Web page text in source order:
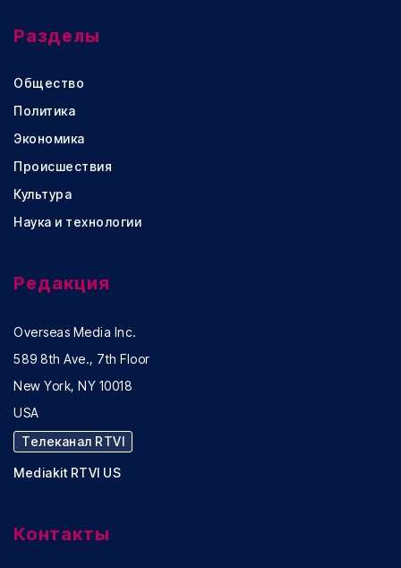
Разделы
Общество
Политика
Экономика
Происшествия
Культура
Наука и технологии
Редакция
Overseas Media Inc.
589 8th Ave., 7th Floor
New York, NY 10018
USA
Телеканал RTVI
Mediakit RTVI US
Контакты